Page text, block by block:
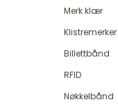
Merk klær
Klistremerker
Billettbånd
RFID
Nøkkelbånd